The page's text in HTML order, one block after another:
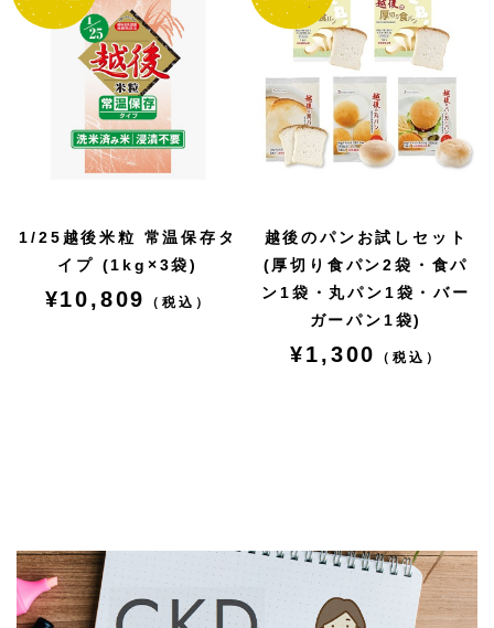
1/25越後米粒 常温保存タ
イプ (1kg×3袋)
¥10,809 （税込）
越後のパンお試しセット
(厚切り食パン2袋・食パ
ン1袋・丸パン1袋・バー
ガーパン1袋)
¥1,300 （税込）